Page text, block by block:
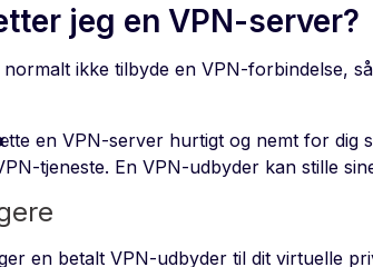
jeg en VPN-server?
ikke tilbyde en VPN-forbindelse,
en VPN-server hurtigt og nemt for dig
tjeneste. En VPN-udbyder kan stille
en betalt VPN-udbyder til dit virtuelle